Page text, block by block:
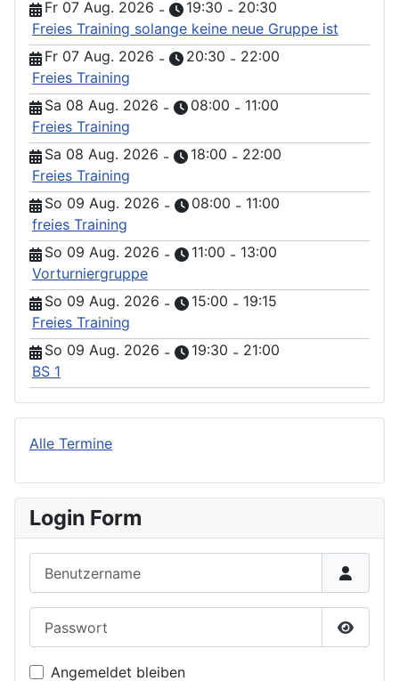
Fr 07 Aug. 2026 - 19:30 - 20:30
Freies Training solange keine neue Gruppe ist
Fr 07 Aug. 2026 - 20:30 - 22:00
Freies Training
Sa 08 Aug. 2026 - 08:00 - 11:00
Freies Training
Sa 08 Aug. 2026 - 18:00 - 22:00
Freies Training
So 09 Aug. 2026 - 08:00 - 11:00
freies Training
So 09 Aug. 2026 - 11:00 - 13:00
Vorturniergruppe
So 09 Aug. 2026 - 15:00 - 19:15
Freies Training
So 09 Aug. 2026 - 19:30 - 21:00
BS 1
Alle Termine
Login Form
Angemeldet bleiben